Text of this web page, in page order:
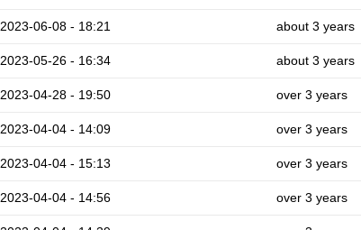
2023-06-08 - 18:21 about 3 years
2023-05-26 - 16:34 about 3 years
2023-04-28 - 19:50 over 3 years
2023-04-04 - 14:09 over 3 years
2023-04-04 - 15:13 over 3 years
2023-04-04 - 14:56 over 3 years